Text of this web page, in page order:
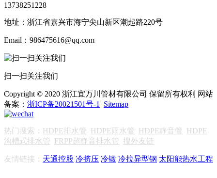
13738251228
地址：浙江省嘉兴市海宁尖山新区潮起路220号
Email：986475616@qq.com
扫一扫关注我们
Copyright © 2020 浙江宜万川管材有限公司 保留所有权利 网站
备案： 浙ICP备20021501号-1 Sitemap
热门搜索： HDPE排水管 HDPE雨水管 HDPE静音管 HDPE
沟槽式排水管 FRPP超静音排水管 搜外友链
友情链接： 天通控股 冷挤压 冷锻 冷拉异型钢 太阳能热水工程